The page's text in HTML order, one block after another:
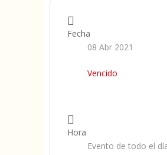
Fecha
08 Abr 2021
Vencido
Hora
Evento de todo el